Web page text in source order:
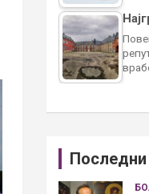
Последни